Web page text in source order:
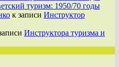
туризм: 1950/70 годы
к записи Инструктор
Инструктора туризма и